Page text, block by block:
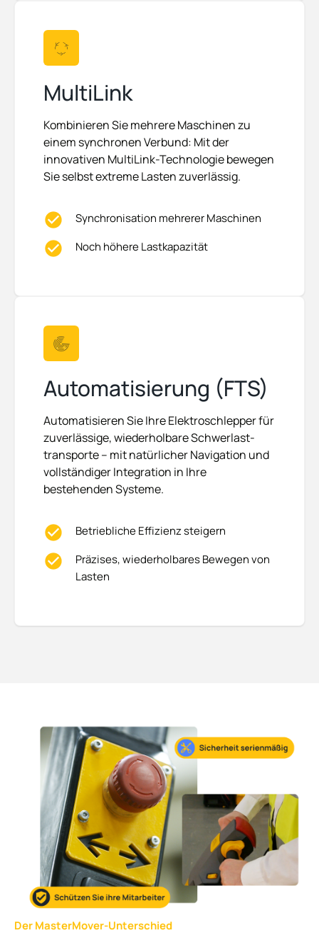
MultiLink
Kombinieren Sie mehrere Maschinen zu
einem synchronen Verbund: Mit der
innovativen MultiLink-Technologie bewegen
Sie selbst extreme Lasten zuverlässig.
Synchronisation mehrerer Maschinen
Noch höhere Lastkapazität
Automatisierung (FTS)
Automatisieren Sie Ihre Elektroschlepper für
zuverlässige, wiederholbare Schwerlast­
transporte – mit natürlicher Navigation und
vollständiger Integration in Ihre
bestehenden Systeme.
Betriebliche Effizienz steigern
Präzises, wiederholbares Bewegen von
Lasten
Der MasterMover-Unterschied